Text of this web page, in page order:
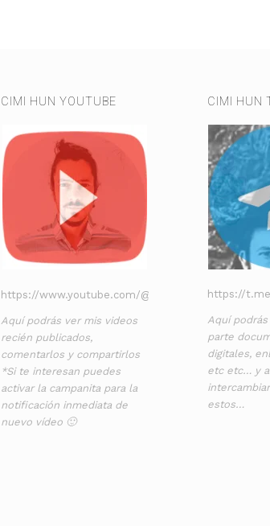
CIMI HUN YOUTUBE
https://www.youtube.com/@cimihunrc
Aquí podrás ver mis videos
recién publicados,
comentarlos y compartirlos
*Si te interesan puedes
activar la campanita para la
notificación inmediata de
nuevo vídeo 🙂
CIMI HUN
https://
Aquí
parte
digitales,
etc etc… y
estos…